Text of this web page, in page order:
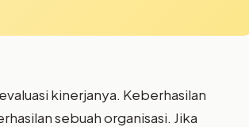
kinerjanya. Keberhasilan
sebuah organisasi. Jika